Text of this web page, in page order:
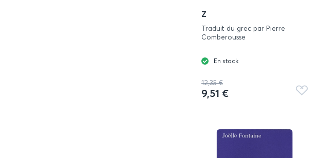
Z
Traduit du grec par Pierre
Comberousse
En stock
12,35 €
9,51 €
Ajouter